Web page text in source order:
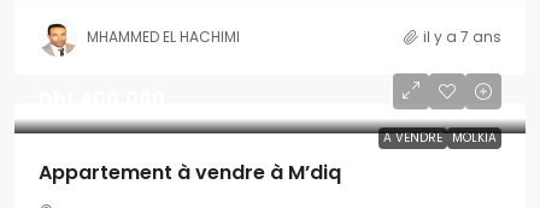
MHAMMED EL HACHIMI il y a 7 ans
A VENDRE MOLKIA
Appartement à vendre à M’diq